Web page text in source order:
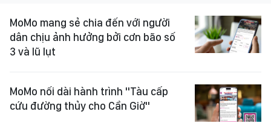
MoMo mang sẻ chia đến với người
dân chịu ảnh hưởng bởi cơn bão số
3 và lũ lụt
MoMo nối dài hành trình "Tàu cấp
cứu đường thủy cho Cần Giờ"